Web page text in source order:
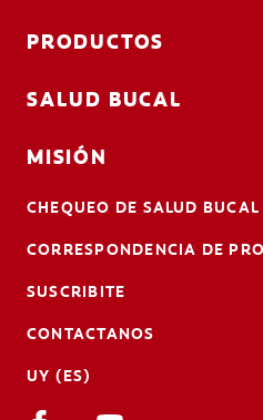
PRODUCTOS
SALUD BUCAL
MISIÓN
CHEQUEO DE SALUD BUCAL
CORRESPONDENCIA DE
SUSCRIBITE
CONTACTANOS
UY (ES)